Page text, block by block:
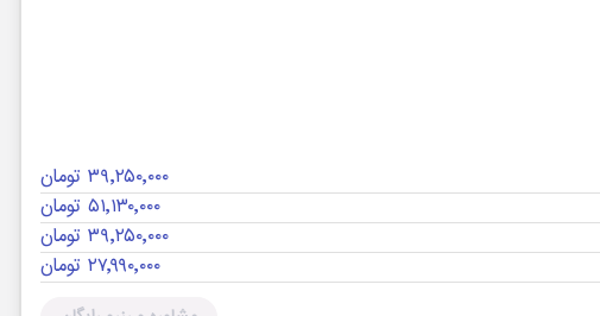
۳۹٬۲۵۰٬۰۰۰ تومان
۵۱٬۱۳۰٬۰۰۰ تومان
۳۹٬۲۵۰٬۰۰۰ تومان
۲۷٬۹۹۰٬۰۰۰ تومان